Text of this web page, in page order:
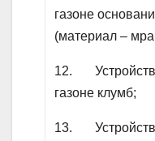
газоне
(материал –
12.
газоне клумб;
13.